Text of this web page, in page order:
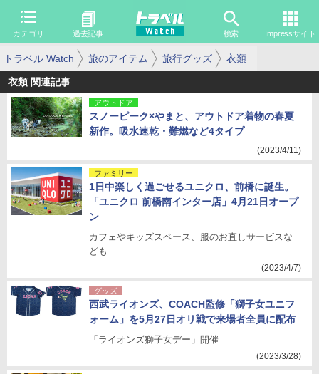
カテゴリ 過去記事 検索 Impressサイト
トラベル Watch 旅のアイテム 旅行グッズ 衣類
衣類 関連記事
アウトドア
スノーピーク×やまと、アウトドア着物の春夏
新作。吸水速乾・難燃など4タイプ
(2023/4/11)
ファミリー
1日中楽しく過ごせるユニクロ、前橋に誕生。
「ユニクロ 前橋南インター店」4月21日オープ
ン
カフェやキッズスペース、服のお直しサービスな
ども
(2023/4/7)
グッズ
西武ライオンズ、COACH監修「獅子女ユニフ
ォーム」を5月27日オリ戦で来場者全員に配布
「ライオンズ獅子女デー」開催
(2023/3/28)